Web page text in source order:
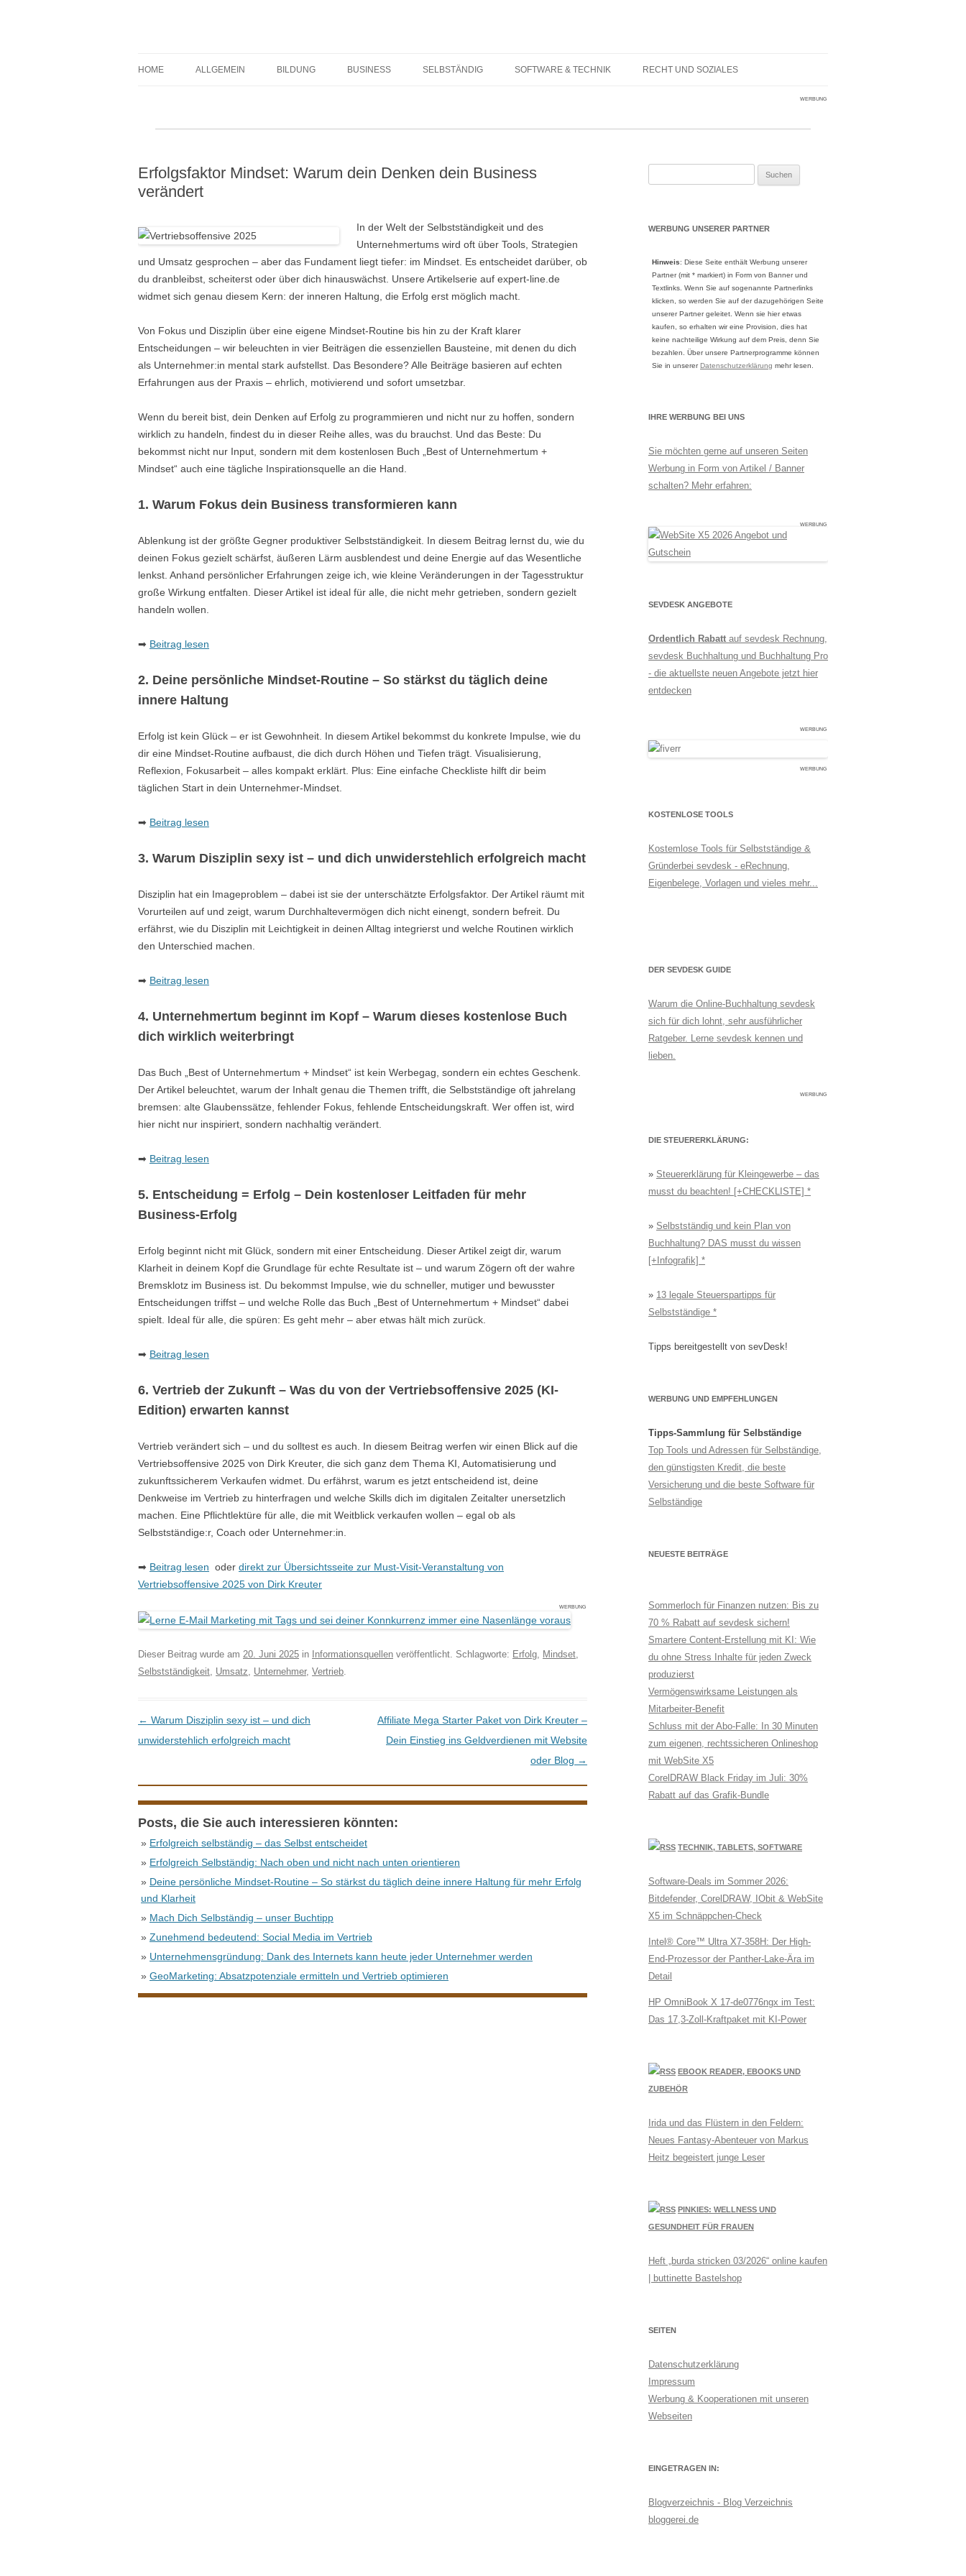
HOME ALLGEMEIN BILDUNG BUSINESS SELBSTÄNDIG SOFTWARE & TECHNIK RECHT UND SOZIALES
WERBUNG
Erfolgsfaktor Mindset: Warum dein Denken dein Business
verändert
In der Welt der Selbstständigkeit und des
Unternehmertums wird oft über Tools, Strategien
und Umsatz gesprochen – aber das Fundament liegt tiefer: im Mindset. Es entscheidet darüber, ob
du dranbleibst, scheiterst oder über dich hinauswächst. Unsere Artikelserie auf expert-line.de
widmet sich genau diesem Kern: der inneren Haltung, die Erfolg erst möglich macht.
Von Fokus und Disziplin über eine eigene Mindset-Routine bis hin zu der Kraft klarer
Entscheidungen – wir beleuchten in vier Beiträgen die essenziellen Bausteine, mit denen du dich
als Unternehmer:in mental stark aufstellst. Das Besondere? Alle Beiträge basieren auf echten
Erfahrungen aus der Praxis – ehrlich, motivierend und sofort umsetzbar.
Wenn du bereit bist, dein Denken auf Erfolg zu programmieren und nicht nur zu hoffen, sondern
wirklich zu handeln, findest du in dieser Reihe alles, was du brauchst. Und das Beste: Du
bekommst nicht nur Input, sondern mit dem kostenlosen Buch „Best of Unternehmertum +
Mindset“ auch eine tägliche Inspirationsquelle an die Hand.
1. Warum Fokus dein Business transformieren kann
Ablenkung ist der größte Gegner produktiver Selbstständigkeit. In diesem Beitrag lernst du, wie du
deinen Fokus gezielt schärfst, äußeren Lärm ausblendest und deine Energie auf das Wesentliche
lenkst. Anhand persönlicher Erfahrungen zeige ich, wie kleine Veränderungen in der Tagesstruktur
große Wirkung entfalten. Dieser Artikel ist ideal für alle, die nicht mehr getrieben, sondern gezielt
handeln wollen.
➡ Beitrag lesen
2. Deine persönliche Mindset-Routine – So stärkst du täglich deine
innere Haltung
Erfolg ist kein Glück – er ist Gewohnheit. In diesem Artikel bekommst du konkrete Impulse, wie du
dir eine Mindset-Routine aufbaust, die dich durch Höhen und Tiefen trägt. Visualisierung,
Reflexion, Fokusarbeit – alles kompakt erklärt. Plus: Eine einfache Checkliste hilft dir beim
täglichen Start in dein Unternehmer-Mindset.
➡ Beitrag lesen
3. Warum Disziplin sexy ist – und dich unwiderstehlich erfolgreich macht
Disziplin hat ein Imageproblem – dabei ist sie der unterschätzte Erfolgsfaktor. Der Artikel räumt mit
Vorurteilen auf und zeigt, warum Durchhaltevermögen dich nicht einengt, sondern befreit. Du
erfährst, wie du Disziplin mit Leichtigkeit in deinen Alltag integrierst und welche Routinen wirklich
den Unterschied machen.
➡ Beitrag lesen
4. Unternehmertum beginnt im Kopf – Warum dieses kostenlose Buch
dich wirklich weiterbringt
Das Buch „Best of Unternehmertum + Mindset“ ist kein Werbegag, sondern ein echtes Geschenk.
Der Artikel beleuchtet, warum der Inhalt genau die Themen trifft, die Selbstständige oft jahrelang
bremsen: alte Glaubenssätze, fehlender Fokus, fehlende Entscheidungskraft. Wer offen ist, wird
hier nicht nur inspiriert, sondern nachhaltig verändert.
➡ Beitrag lesen
5. Entscheidung = Erfolg – Dein kostenloser Leitfaden für mehr
Business-Erfolg
Erfolg beginnt nicht mit Glück, sondern mit einer Entscheidung. Dieser Artikel zeigt dir, warum
Klarheit in deinem Kopf die Grundlage für echte Resultate ist – und warum Zögern oft der wahre
Bremsklotz im Business ist. Du bekommst Impulse, wie du schneller, mutiger und bewusster
Entscheidungen triffst – und welche Rolle das Buch „Best of Unternehmertum + Mindset“ dabei
spielt. Ideal für alle, die spüren: Es geht mehr – aber etwas hält mich zurück.
➡ Beitrag lesen
6. Vertrieb der Zukunft – Was du von der Vertriebsoffensive 2025 (KI-
Edition) erwarten kannst
Vertrieb verändert sich – und du solltest es auch. In diesem Beitrag werfen wir einen Blick auf die
Vertriebsoffensive 2025 von Dirk Kreuter, die sich ganz dem Thema KI, Automatisierung und
zukunftssicherem Verkaufen widmet. Du erfährst, warum es jetzt entscheidend ist, deine
Denkweise im Vertrieb zu hinterfragen und welche Skills dich im digitalen Zeitalter unersetzlich
machen. Eine Pflichtlektüre für alle, die mit Weitblick verkaufen wollen – egal ob als
Selbstständige:r, Coach oder Unternehmer:in.
➡ Beitrag lesen oder direkt zur Übersichtsseite zur Must-Visit-Veranstaltung von
Vertriebsoffensive 2025 von Dirk Kreuter
WERBUNG
Dieser Beitrag wurde am 20. Juni 2025 in Informationsquellen veröffentlicht. Schlagworte: Erfolg, Mindset,
Selbstständigkeit, Umsatz, Unternehmer, Vertrieb.
Beitrags-Navigation
← Warum Disziplin sexy ist – und dich
unwiderstehlich erfolgreich macht
Affiliate Mega Starter Paket von Dirk Kreuter –
Dein Einstieg ins Geldverdienen mit Website
oder Blog →
Posts, die Sie auch interessieren könnten:
» Erfolgreich selbständig – das Selbst entscheidet
» Erfolgreich Selbständig: Nach oben und nicht nach unten orientieren
» Deine persönliche Mindset-Routine – So stärkst du täglich deine innere Haltung für mehr Erfolg
und Klarheit
» Mach Dich Selbständig – unser Buchtipp
» Zunehmend bedeutend: Social Media im Vertrieb
» Unternehmensgründung: Dank des Internets kann heute jeder Unternehmer werden
» GeoMarketing: Absatzpotenziale ermitteln und Vertrieb optimieren
WERBUNG UNSERER PARTNER
Hinweis: Diese Seite enthält Werbung unserer
Partner (mit * markiert) in Form von Banner und
Textlinks. Wenn Sie auf sogenannte Partnerlinks
klicken, so werden Sie auf der dazugehörigen Seite
unserer Partner geleitet. Wenn sie hier etwas
kaufen, so erhalten wir eine Provision, dies hat
keine nachteilige Wirkung auf dem Preis, denn Sie
bezahlen. Über unsere Partnerprogramme können
Sie in unsererDatenschutzerklärung mehr lesen.
IHRE WERBUNG BEI UNS
Sie möchten gerne auf unseren Seiten
Werbung in Form von Artikel / Banner
schalten? Mehr erfahren:
WERBUNG
SEVDESK ANGEBOTE
Ordentlich Rabatt auf sevdesk Rechnung,
sevdesk Buchhaltung und Buchhaltung Pro
- die aktuellste neuen Angebote jetzt hier
entdecken
WERBUNG
WERBUNG
KOSTENLOSE TOOLS
Kostemlose Tools für Selbstständige &
Gründerbei sevdesk - eRechnung,
Eigenbelege, Vorlagen und vieles mehr...
DER SEVDESK GUIDE
Warum die Online-Buchhaltung sevdesk
sich für dich lohnt, sehr ausführlicher
Ratgeber. Lerne sevdesk kennen und
lieben.
WERBUNG
DIE STEUERERKLÄRUNG:
» Steuererklärung für Kleingewerbe – das
musst du beachten! [+CHECKLISTE]
» Selbstständig und kein Plan von
Buchhaltung? DAS musst du wissen
[+Infografik]
» 13 legale Steuerspartipps für
Selbstständige
Tipps bereitgestellt von sevDesk!
WERBUNG UND EMPFEHLUNGEN
Tipps-Sammlung für Selbständige
Top Tools und Adressen für Selbständige,
den günstigsten Kredit, die beste
Versicherung und die beste Software für
Selbständige
NEUESTE BEITRÄGE
Sommerloch für Finanzen nutzen: Bis zu
70 % Rabatt auf sevdesk sichern!
Smartere Content-Erstellung mit KI: Wie
du ohne Stress Inhalte für jeden Zweck
produzierst
Vermögenswirksame Leistungen als
Mitarbeiter-Benefit
Schluss mit der Abo-Falle: In 30 Minuten
zum eigenen, rechtssicheren Onlineshop
mit WebSite X5
CorelDRAW Black Friday im Juli: 30%
Rabatt auf das Grafik-Bundle
TECHNIK, TABLETS, SOFTWARE
Software-Deals im Sommer 2026:
Bitdefender, CorelDRAW, IObit & WebSite
X5 im Schnäppchen-Check
Intel® Core™ Ultra X7-358H: Der High-
End-Prozessor der Panther-Lake-Ära im
Detail
HP OmniBook X 17-de0776ngx im Test:
Das 17,3-Zoll-Kraftpaket mit KI-Power
EBOOK READER, EBOOKS UND
ZUBEHÖR
Irida und das Flüstern in den Feldern:
Neues Fantasy-Abenteuer von Markus
Heitz begeistert junge Leser
PINKIES: WELLNESS UND
GESUNDHEIT FÜR FRAUEN
Heft „burda stricken 03/2026“ online kaufen
| buttinette Bastelshop
SEITEN
Datenschutzerklärung
Impressum
Werbung & Kooperationen mit unseren
Webseiten
EINGETRAGEN IN:
Blogverzeichnis - Blog Verzeichnis
bloggerei.de